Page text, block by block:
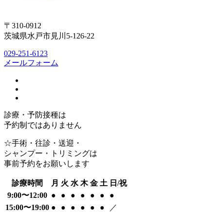
〒310-0912
茨城県水戸市見川5-126-22
029-251-6123
メールフォーム
診療・予防接種は
予約制ではありません
☆手術・往診・送迎・
シャンプー・トリミングは
事前予約をお願いします
診療時間 月 火 水 木 金 土 日/祝
9:00〜12:00 ● ● ● ● ● ●
●
15:00〜19:00 ● ● ● ● ● ● ／